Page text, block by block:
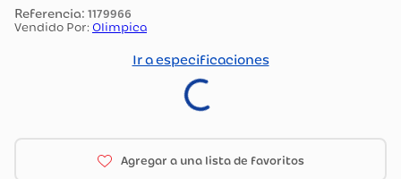
: 1179966
Vendido Por: Olimpica
Ir a especificaciones